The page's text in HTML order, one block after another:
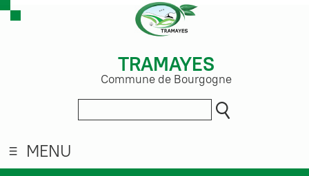
TRAMAYES
Commune de Bourgogne
MENU